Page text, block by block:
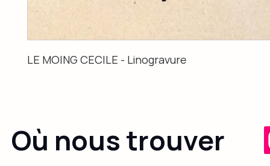
LE MOING CECILE - Linogravure
Où nous trouver